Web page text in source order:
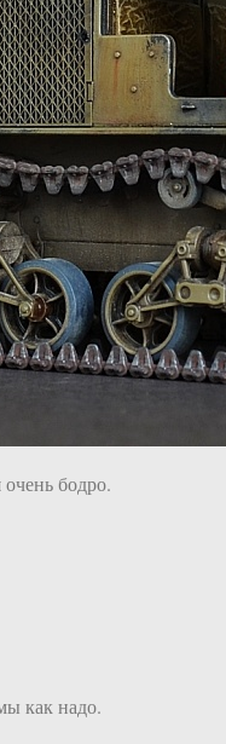
бодро.
как надо.